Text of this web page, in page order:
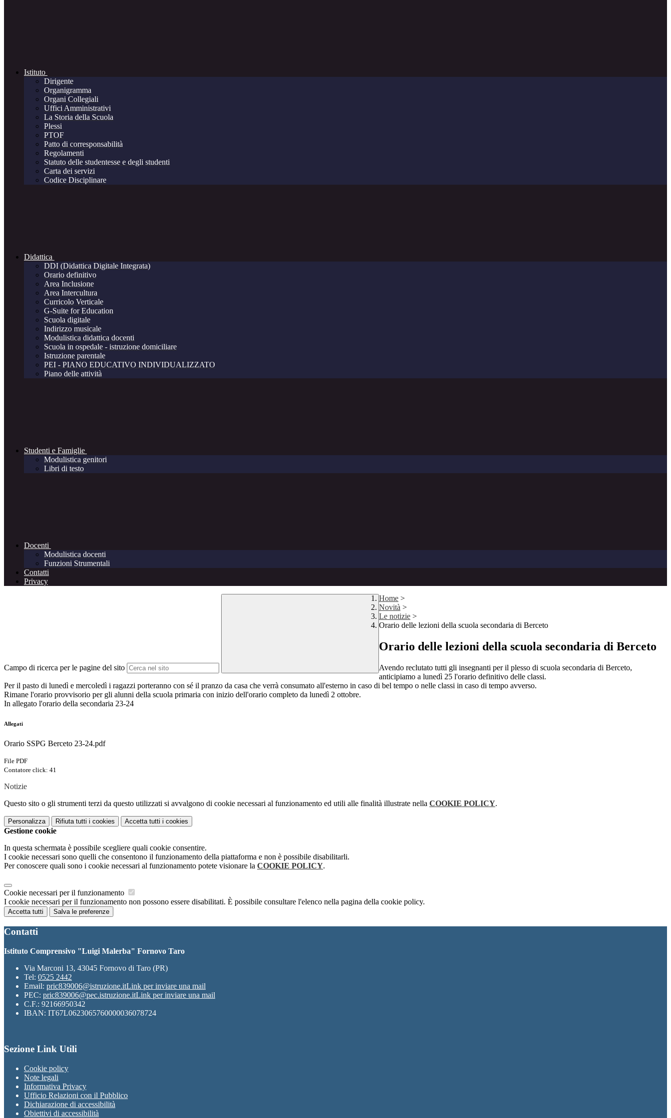
Istituto
Dirigente
Organigramma
Organi Collegiali
Uffici Amministrativi
La Storia della Scuola
Plessi
PTOF
Patto di corresponsabilità
Regolamenti
Statuto delle studentesse e degli studenti
Carta dei servizi
Codice Disciplinare
Didattica
DDI (Didattica Digitale Integrata)
Orario definitivo
Area Inclusione
Area Intercultura
Curricolo Verticale
G-Suite for Education
Scuola digitale
Indirizzo musicale
Modulistica didattica docenti
Scuola in ospedale - istruzione domiciliare
Istruzione parentale
PEI - PIANO EDUCATIVO INDIVIDUALIZZATO
Piano delle attività
Studenti e Famiglie
Modulistica genitori
Libri di testo
Docenti
Modulistica docenti
Funzioni Strumentali
Contatti
Privacy
Campo di ricerca per le pagine del sito
Home >
Novità >
Le notizie >
Orario delle lezioni della scuola secondaria di Berceto
Orario delle lezioni della scuola secondaria di Berceto
Avendo reclutato tutti gli insegnanti per il plesso di scuola secondaria di Berceto,
anticipiamo a lunedì 25 l'orario definitivo delle classi.
Per il pasto di lunedì e mercoledì i ragazzi porteranno con sé il pranzo da casa che verrà consumato all'esterno in caso di bel tempo o nelle classi in caso di tempo avverso.
Rimane l'orario provvisorio per gli alunni della scuola primaria con inizio dell'orario completo da lunedì 2 ottobre.
In allegato l'orario della secondaria 23-24
Allegati
Orario SSPG Berceto 23-24.pdf
File PDF
Contatore click: 41
Notizie
Questo sito o gli strumenti terzi da questo utilizzati si avvalgono di cookie necessari al funzionamento ed utili alle finalità illustrate nella COOKIE POLICY.
Personalizza Rifiuta tutti i cookies Accetta tutti i cookies
Gestione cookie
In questa schermata è possibile scegliere quali cookie consentire.
I cookie necessari sono quelli che consentono il funzionamento della piattaforma e non è possibile disabilitarli.
Per conoscere quali sono i cookie necessari al funzionamento potete visionare la COOKIE POLICY.
Cookie necessari per il funzionamento
I cookie necessari per il funzionamento non possono essere disabilitati. È possibile consultare l'elenco nella pagina della cookie policy.
Accetta tutti Salva le preferenze
Contatti
Istituto Comprensivo "Luigi Malerba" Fornovo Taro
Via Marconi 13, 43045 Fornovo di Taro (PR)
Tel: 0525 2442
Email: pric839006@istruzione.itLink per inviare una mail
PEC: pric839006@pec.istruzione.itLink per inviare una mail
C.F.: 92166950342
IBAN: IT67L0623065760000036078724
Sezione Link Utili
Cookie policy
Note legali
Informativa Privacy
Ufficio Relazioni con il Pubblico
Dichiarazione di accessibilità
Obiettivi di accessibilità